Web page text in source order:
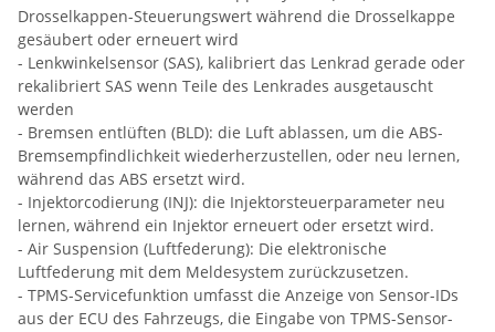
Drosselkappen-Steuerungswert während die Drosselkappe
gesäubert oder erneuert wird
- Lenkwinkelsensor (SAS), kalibriert das Lenkrad gerade oder
rekalibriert SAS wenn Teile des Lenkrades ausgetauscht
werden
- Bremsen entlüften (BLD): die Luft ablassen, um die ABS-
Bremsempfindlichkeit wiederherzustellen, oder neu lernen,
während das ABS ersetzt wird.
- Injektorcodierung (INJ): die Injektorsteuerparameter neu
lernen, während ein Injektor erneuert oder ersetzt wird.
- Air Suspension (Luftfederung): Die elektronische
Luftfederung mit dem Meldesystem zurückzusetzen.
- TPMS-Servicefunktion umfasst die Anzeige von Sensor-IDs
aus der ECU des Fahrzeugs, die Eingabe von TPMS-Sensor-